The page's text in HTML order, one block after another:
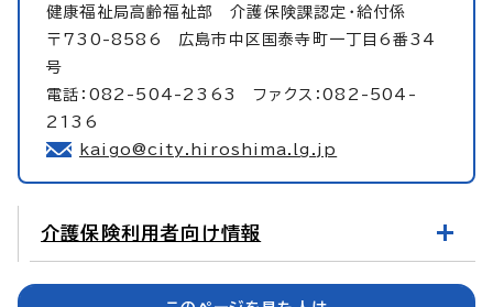
健康福祉局高齢福祉部介護保険課認定・給付係
〒730-8586 広島市中区国泰寺町一丁目6番34
号
電話：082-504-2363 ファクス：082-504-
2136
kaigo@city.hiroshima.lg.jp
介護保険利用者向け情報